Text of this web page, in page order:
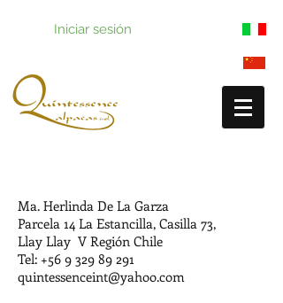
Iniciar sesión
Ma. Herlinda De La Garza
Parcela 14 La Estancilla, Casilla 73,
Llay Llay V Región Chile
Tel: +56 9 329 89 291
quintessenceint@yahoo.com